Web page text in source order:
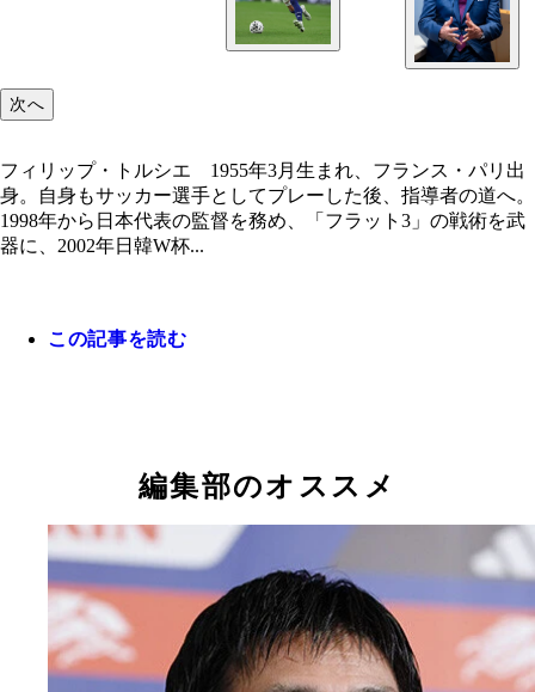
トルシエ氏が注目選手に挙げた、（左から）遠藤
保、長友。経験豊富なメンバーがお互いをカバー
W杯での活躍が期待された三笘は、現地時間5月9
合で左太ももの裏を負傷。全治約2ヵ月と診断され
者の道へ。1998年から日本代表の監督を務め、「
ト3」の戦術を武器に、2002年日韓W杯で史上初の
た名将
次へ
フィリップ・トルシエ 1955年3月生まれ、フランス・パリ出
身。自身もサッカー選手としてプレーした後、指導者の道へ。
1998年から日本代表の監督を務め、「フラット3」の戦術を武
器に、2002年日韓W杯...
この記事を読む
編集部のオススメ